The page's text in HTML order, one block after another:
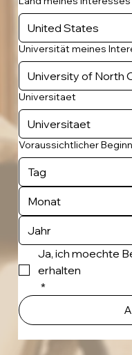
Universität meines
Universitaet
Voraussichtlicher
Ja, ich moechte
erhalten
*